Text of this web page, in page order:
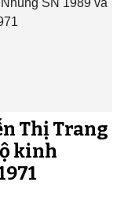
Thị Trang
kinh